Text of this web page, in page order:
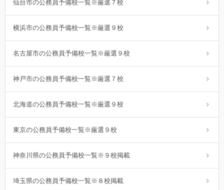
仙台市の公務員予備校一覧※厳選７校
横浜市の公務員予備校一覧※厳選９校
名古屋市の公務員予備校一覧※厳選９校
神戸市の公務員予備校一覧※厳選７校
北海道の公務員予備校一覧※厳選９校
東京の公務員予備校一覧※厳選９校
神奈川県の公務員予備校一覧※９校掲載
埼玉県の公務員予備校一覧※８校掲載